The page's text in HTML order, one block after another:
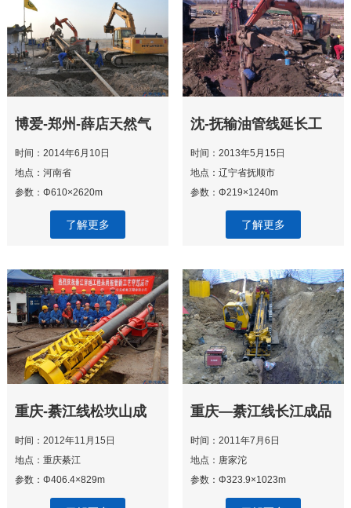
博爱-郑州-薛店天然气
管道工程—黄河定向钻
穿越工程
时间：2014年6月10日
地点：河南省
参数：Φ610×2620m
了解更多
沈-抚输油管线延长工
程-龚家沟定向钻穿越
工程
时间：2013年5月15日
地点：辽宁省抚顺市
参数：Φ219×1240m
了解更多
重庆-綦江线松坎山成
品油管道穿越工程
时间：2012年11月15日
地点：重庆綦江
参数：Φ406.4×829m
重庆—綦江线长江成品
油管道工程长江定向钻
穿越
时间：2011年7月6日
地点：唐家沱
参数：Φ323.9×1023m